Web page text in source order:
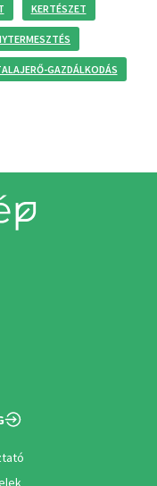
KERTÉSZET
GAZDÁLKODÁS